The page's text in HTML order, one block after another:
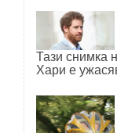
Тази снимка
Хари е